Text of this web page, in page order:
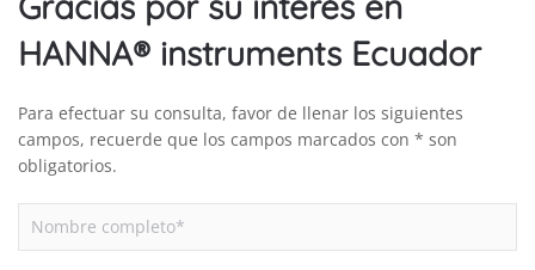
HANNA® instruments Ecuador
Para efectuar su consulta, favor de llenar los siguientes
campos, recuerde que los campos marcados con * son
obligatorios.